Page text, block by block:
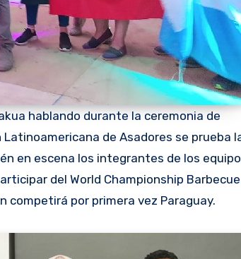
hablando durante la ceremonia de
de Asadores se prueba
en escena los integrantes de los
del World Championship Barbecue
competirá por primera vez Paraguay.